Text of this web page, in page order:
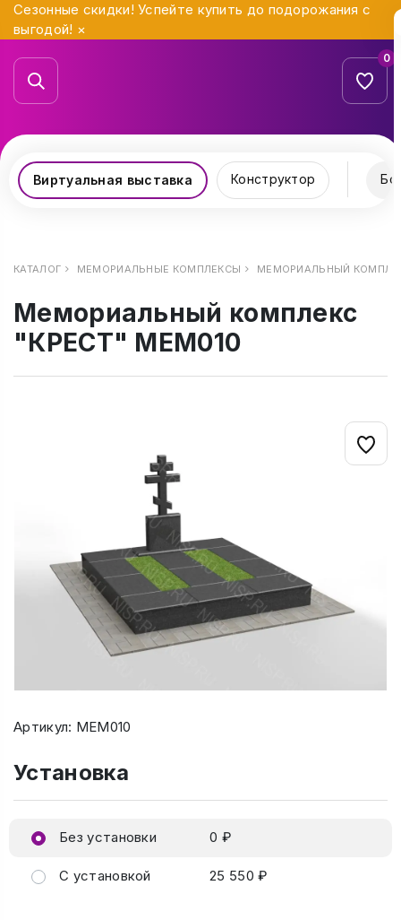
Сезонные скидки! Успейте купить до подорожания с
выгодой! ×
0
Виртуальная выставка Конструктор
КАТАЛОГ МЕМОРИАЛЬНЫЕ КОМПЛЕКСЫ МЕМОРИАЛЬНЫЙ
Мемориальный комплекс
"КРЕСТ" МЕМ010
Артикул: МЕМ010
Установка
Без установки 0 ₽
С установкой 25 550 ₽